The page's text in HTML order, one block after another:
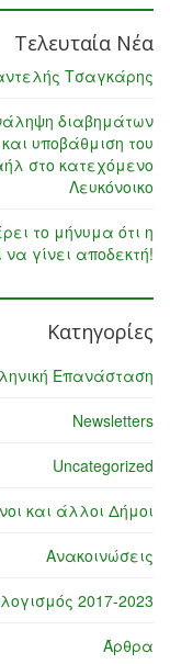
Τελευταία Νέα
Τσαγκάρης
διαβημάτων
υποβάθμιση του
στο κατεχόμενο
Λευκόνοικο
το μήνυμα ότι η
γίνει αποδεκτή!
Κατηγορίες
Επανάσταση
Newsletters
Uncategorized
και άλλοι Δήμοι
Ανακοινώσεις
2017-2023
Άρθρα